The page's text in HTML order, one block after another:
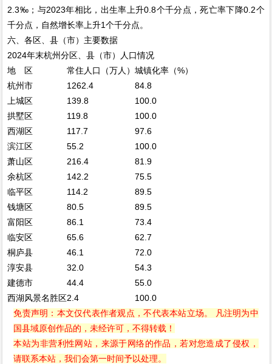
2.3‰；与2023年相比，出生率上升0.8个千分点，死亡率下降0.2个
千分点，自然增长率上升1个千分点。
六、各区、县（市）主要数据
2024年末杭州分区、县（市）人口情况
地 区
常住人口（万人）城镇化率（%）
杭州市
1262.4
84.8
上城区
139.8
100.0
拱墅区
119.8
100.0
西湖区
117.7
97.6
滨江区
55.2
100.0
萧山区
216.4
81.9
余杭区
142.2
75.5
临平区
114.2
89.5
钱塘区
80.5
89.5
富阳区
86.1
73.4
临安区
65.6
62.7
桐庐县
46.1
72.0
淳安县
32.0
54.3
建德市
44.4
55.0
西湖风景名胜区2.4
100.0
免责声明：本文仅代表作者观点，不代表本站立场。 凡注明为中
国县域原创作品的，未经许可，不得转载！
本站为非营利性网站，来源于网络的作品，若对您造成了侵权，
请联系本站，我们会第一时间予以处理。